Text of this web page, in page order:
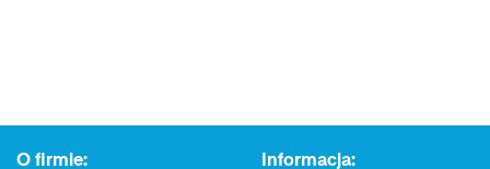
O firmie: Informacja: